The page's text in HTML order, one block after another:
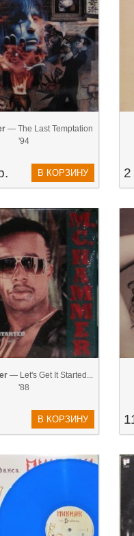
— The Last Temptation
'94
В КОРЗИНУ 2
— Let's Get It Started...
'88
В КОРЗИНУ